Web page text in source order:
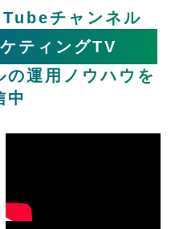
チャンネル
ティングTV
の運用ノウハウを
中